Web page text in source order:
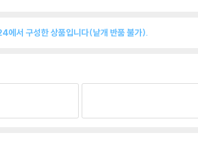
에서 구성한 상품입니다(낱개 반품 불가).